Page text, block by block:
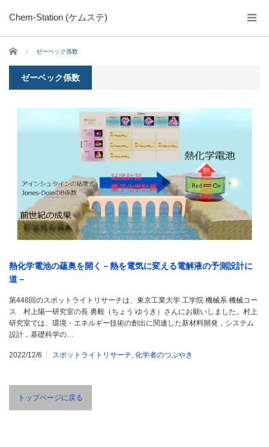
Chem-Station (ケムステ)
ホーム ゼーベック係数
ゼーベック係数
熱化学電池の蘊奥を開く－熱を電気に変える電解液の予測設計に
道－
第448回のスポットライトリサーチは、東京工業大学 工学院 機械系 機械コー
ス 村上陽一研究室の長 勇毅（ちょう ゆうき）さんにお願いしました。村上
研究室では、環境・エネルギー技術の創出に関連した新材料開発，システム
設計，基礎科学の…
2022/12/6 スポットライトリサーチ, 化学者のつぶやき
トップページに戻る